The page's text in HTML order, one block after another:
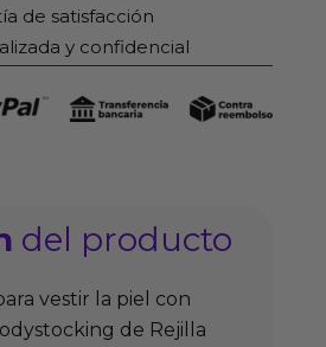
de satisfacción
y confidencial
del producto
vestir la piel con
de Rejilla